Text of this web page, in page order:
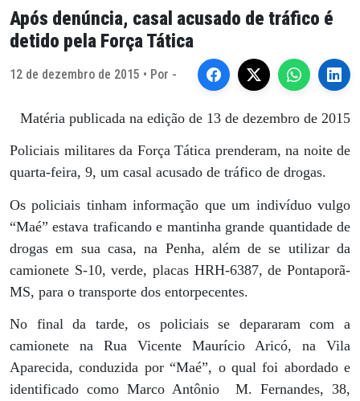
Após denúncia, casal acusado de tráfico é
detido pela Força Tática
12 de dezembro de 2015 • Por -
Matéria publicada na edição de 13 de dezembro de 2015
Policiais militares da Força Tática prenderam, na noite de
quarta-feira, 9, um casal acusado de tráfico de drogas.
Os policiais tinham informação que um indivíduo vulgo
“Maé” estava traficando e mantinha grande quantidade de
drogas em sua casa, na Penha, além de se utilizar da
camionete S-10, verde, placas HRH-6387, de Pontaporã-
MS, para o transporte dos entorpecentes.
No final da tarde, os policiais se depararam com a
camionete na Rua Vicente Maurício Aricó, na Vila
Aparecida, conduzida por “Maé”, o qual foi abordado e
identificado como Marco Antônio M. Fernandes, 38,